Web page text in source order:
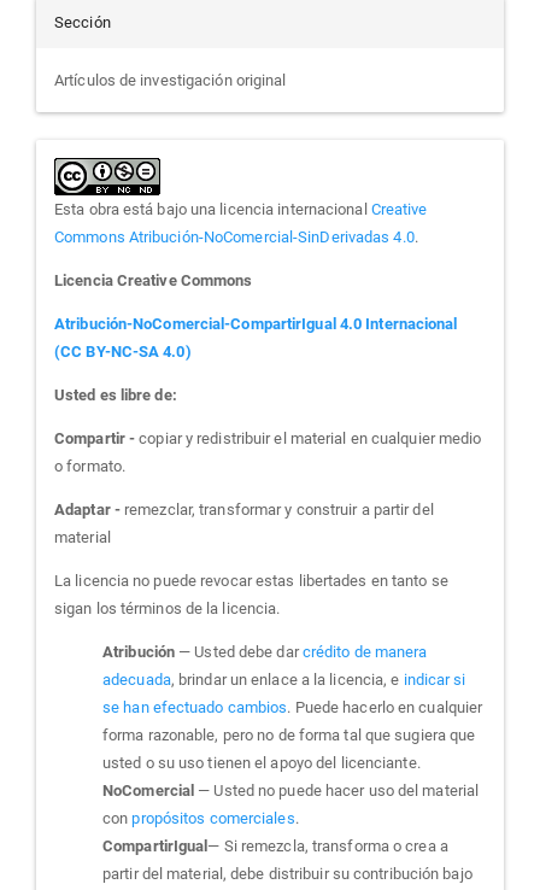
Sección
Artículos de investigación original
Esta obra está bajo una licencia internacional Creative
Commons Atribución-NoComercial-SinDerivadas 4.0.
Licencia Creative Commons
Atribución-NoComercial-CompartirIgual 4.0 Internacional
(CC BY-NC-SA 4.0)
Usted es libre de:
Compartir -copiar y redistribuir el material en cualquier medio
o formato.
Adaptar -remezclar, transformar y construir a partir del
material
La licencia no puede revocar estas libertades en tanto se
sigan los términos de la licencia.
Atribución — Usted debe darcrédito de manera
adecuada, brindar un enlace a la licencia, e indicar si
se han efectuado cambios. Puede hacerlo en cualquier
forma razonable, pero no de forma tal que sugiera que
usted o su uso tienen el apoyo del licenciante.
NoComercial — Usted no puede hacer uso del material
conpropósitos comerciales.
CompartirIgual — Si remezcla, transforma o crea a
partir del material, debe distribuir su contribución bajo